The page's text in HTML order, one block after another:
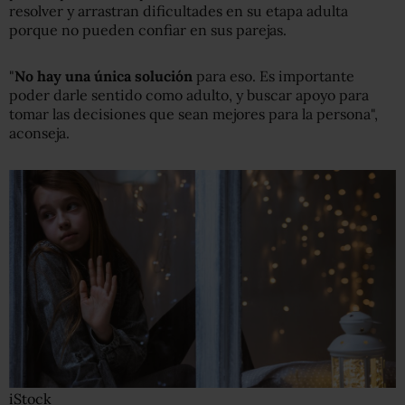
resolver y arrastran dificultades en su etapa adulta
porque no pueden confiar en sus parejas.
"No hay una única solución para eso. Es importante
poder darle sentido como adulto, y buscar apoyo para
tomar las decisiones que sean mejores para la persona",
aconseja.
iStock